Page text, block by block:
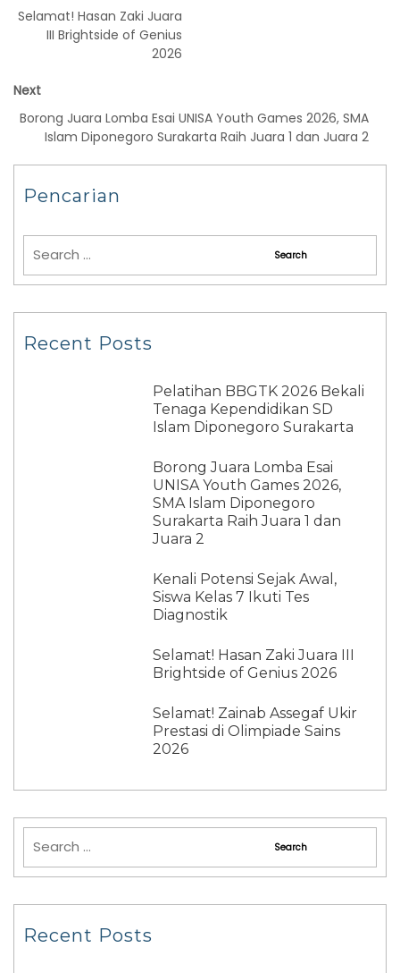
Selamat! Hasan Zaki Juara
III Brightside of Genius
2026
Next
Borong Juara Lomba Esai UNISA Youth Games 2026, SMA
Islam Diponegoro Surakarta Raih Juara 1 dan Juara 2
Pencarian
Recent Posts
Pelatihan BBGTK 2026 Bekali
Tenaga Kependidikan SD
Islam Diponegoro Surakarta
Borong Juara Lomba Esai
UNISA Youth Games 2026,
SMA Islam Diponegoro
Surakarta Raih Juara 1 dan
Juara 2
Kenali Potensi Sejak Awal,
Siswa Kelas 7 Ikuti Tes
Diagnostik
Selamat! Hasan Zaki Juara III
Brightside of Genius 2026
Selamat! Zainab Assegaf Ukir
Prestasi di Olimpiade Sains
2026
Recent Posts